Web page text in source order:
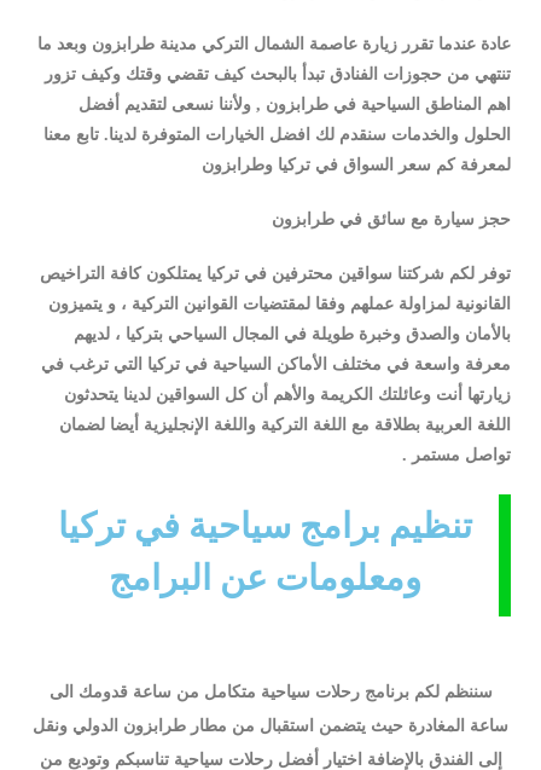
عادة عندما تقرر زيارة عاصمة الشمال التركي مدينة طرابزون وبعد ما
تنتهي من حجوزات الفنادق تبدأ بالبحث كيف تقضي وقتك وكيف تزور
اهم المناطق السياحية في طرابزون , ولأننا نسعى لتقديم أفضل
الحلول والخدمات سنقدم لك افضل الخيارات المتوفرة لدينا. تابع معنا
لمعرفة كم سعر السواق في تركيا وطرابزون
حجز سيارة مع سائق في طرابزون
توفر لكم شركتنا سواقين محترفين في تركيا يمتلكون كافة التراخيص
القانونية لمزاولة عملهم وفقا لمقتضيات القوانين التركية ، و يتميزون
بالأمان والصدق وخبرة طويلة في المجال السياحي بتركيا ، لديهم
معرفة واسعة في مختلف الأماكن السياحية في تركيا التي ترغب في
زيارتها أنت وعائلتك الكريمة والأهم أن كل السواقين لدينا يتحدثون
اللغة العربية بطلاقة مع اللغة التركية واللغة الإنجليزية أيضا لضمان
تواصل مستمر .
تنظيم برامج سياحية في تركيا
ومعلومات عن البرامج
سننظم لكم برنامج رحلات سياحية متكامل من ساعة قدومك الى
ساعة المغادرة حيث يتضمن استقبال من مطار طرابزون الدولي ونقل
إلى الفندق بالإضافة اختيار أفضل رحلات سياحية تناسبكم وتوديع من